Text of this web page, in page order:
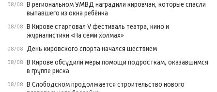
08/08 В региональном УМВД наградили кировчан, которые спасли
выпавшего из окна ребёнка
08/08 В Кирове стартовал V фестиваль театра, кино и
журналистики «На семи холмах»
08/08 День кировского спорта начался шествием
08/08 В Кирове обсудили меры помощи подросткам, оказавшимся
в группе риска
08/08 В Слободском продолжается строительство нового